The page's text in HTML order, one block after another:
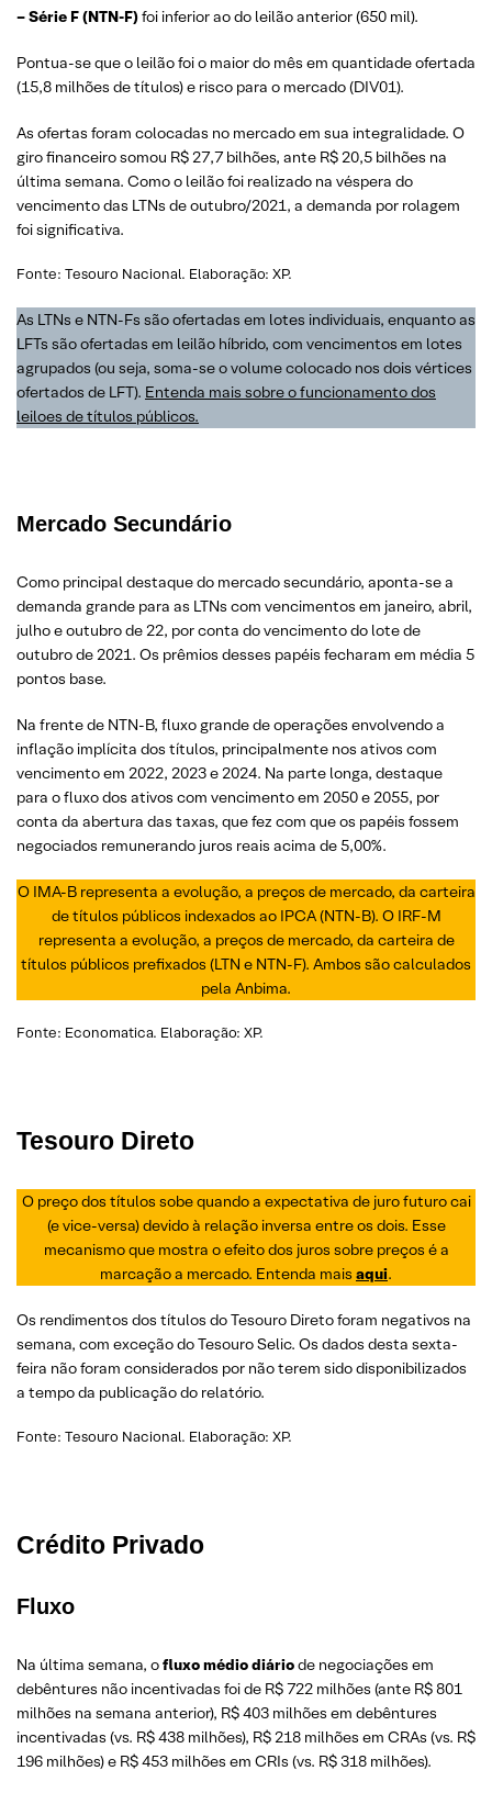
– Série F (NTN-F)foi inferior ao do leilão anterior (650 mil).
Pontua-se que o leilão foi o maior do mês em quantidade ofertada
(15,8 milhões de títulos) e risco para o mercado (DIV01).
As ofertas foram colocadas no mercado em sua integralidade. O
giro financeiro somou R$ 27,7 bilhões, ante R$ 20,5 bilhões na
última semana. Como o leilão foi realizado na véspera do
vencimento das LTNs de outubro/2021, a demanda por rolagem
foi significativa.
Fonte: Tesouro Nacional. Elaboração: XP.
As LTNs e NTN-Fs são ofertadas em lotes individuais, enquanto as
LFTs são ofertadas em leilão híbrido, com vencimentos em lotes
agrupados (ou seja, soma-se o volume colocado nos dois vértices
ofertados de LFT). Entenda mais sobre o funcionamento dos
leiloes de títulos públicos.
Mercado Secundário
Como principal destaque do mercado secundário, aponta-se a
demanda grande para as LTNs com vencimentos em janeiro, abril,
julho e outubro de 22, por conta do vencimento do lote de
outubro de 2021. Os prêmios desses papéis fecharam em média 5
pontos base.
Na frente de NTN-B, fluxo grande de operações envolvendo a
inflação implícita dos títulos, principalmente nos ativos com
vencimento em 2022, 2023 e 2024. Na parte longa, destaque
para o fluxo dos ativos com vencimento em 2050 e 2055, por
conta da abertura das taxas, que fez com que os papéis fossem
negociados remunerando juros reais acima de 5,00%.
O IMA-B representa a evolução, a preços de mercado, da carteira
de títulos públicos indexados ao IPCA (NTN-B). O IRF-M
representa a evolução, a preços de mercado, da carteira de
títulos públicos prefixados (LTN e NTN-F). Ambos são calculados
pela Anbima.
Fonte: Economatica. Elaboração: XP.
Tesouro Direto
O preço dos títulos sobe quando a expectativa de juro futuro cai
(e vice-versa) devido à relação inversa entre os dois. Esse
mecanismo que mostra o efeito dos juros sobre preços é a
marcação a mercado. Entenda mais aqui.
Os rendimentos dos títulos do Tesouro Direto foram negativos na
semana, com exceção do Tesouro Selic. Os dados desta sexta-
feira não foram considerados por não terem sido disponibilizados
a tempo da publicação do relatório.
Fonte: Tesouro Nacional. Elaboração: XP.
Crédito Privado
Fluxo
Na última semana, ofluxo médio diáriode negociações em
debêntures não incentivadas foi de R$ 722 milhões (ante R$ 801
milhões na semana anterior), R$ 403 milhões em debêntures
incentivadas (vs. R$ 438 milhões), R$ 218 milhões em CRAs (vs. R$
196 milhões) e R$ 453 milhões em CRIs (vs. R$ 318 milhões).